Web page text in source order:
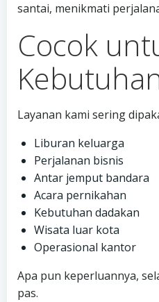
santai, menikmati
Cocok
Layanan kami sering
Liburan keluarga
Perjalanan bisnis
Antar jemput bandara
Acara pernikahan
Kebutuhan dadakan
Wisata luar kota
Operasional kantor
Apa pun keperluannya,
pas.